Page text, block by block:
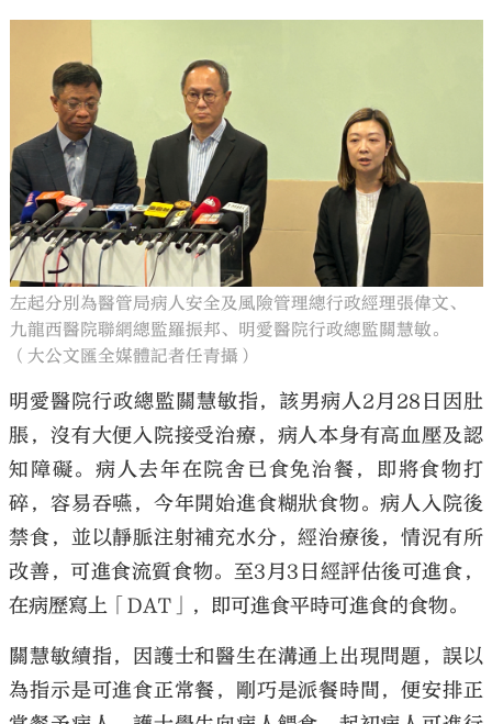
左起分別為醫管局病人安全及風險管理總行政經理張偉文、
九龍西醫院聯網總監羅振邦、明愛醫院行政總監關慧敏。
（大公文匯全媒體記者任青攝）
明愛醫院行政總監關慧敏指，該男病人2月28日因肚
脹，沒有大便入院接受治療，病人本身有高血壓及認
知障礙。病人去年在院舍已食免治餐，即將食物打
碎，容易吞嚥，今年開始進食糊狀食物。病人入院後
禁食，並以靜脈注射補充水分，經治療後，情況有所
改善，可進食流質食物。至3月3日經評估後可進食，
在病歷寫上「DAT」，即可進食平時可進食的食物。
關慧敏續指，因護士和醫生在溝通上出現問題，誤以
為指示是可進食正常餐，剛巧是派餐時間，便安排正